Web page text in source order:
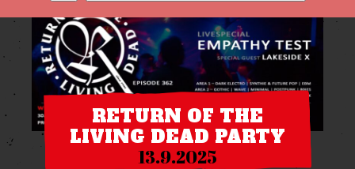
RETURN OF THE
LIVING DEAD PARTY
13.9.2025